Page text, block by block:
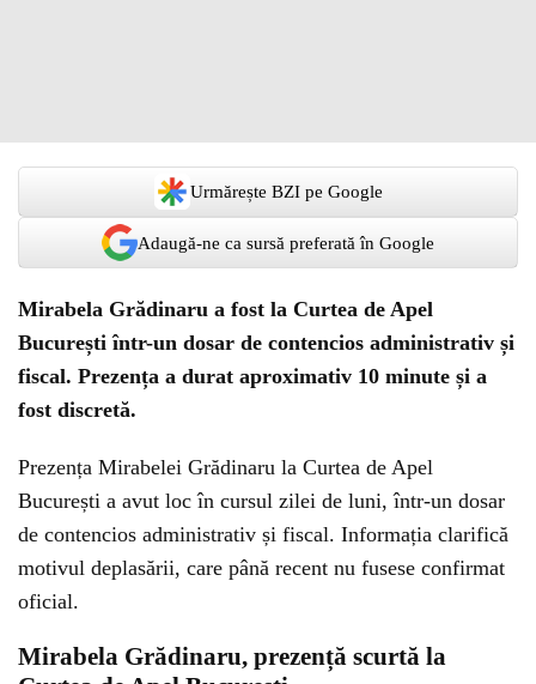
Urmărește BZI pe Google
Adaugă-ne ca sursă preferată în Google
Mirabela Grădinaru a fost la Curtea de Apel
București într-un dosar de contencios administrativ și
fiscal. Prezența a durat aproximativ 10 minute și a
fost discretă.
Prezența Mirabelei Grădinaru la Curtea de Apel
București a avut loc în cursul zilei de luni, într-un dosar
de contencios administrativ și fiscal. Informația clarifică
motivul deplasării, care până recent nu fusese confirmat
oficial.
Mirabela Grădinaru, prezență scurtă la